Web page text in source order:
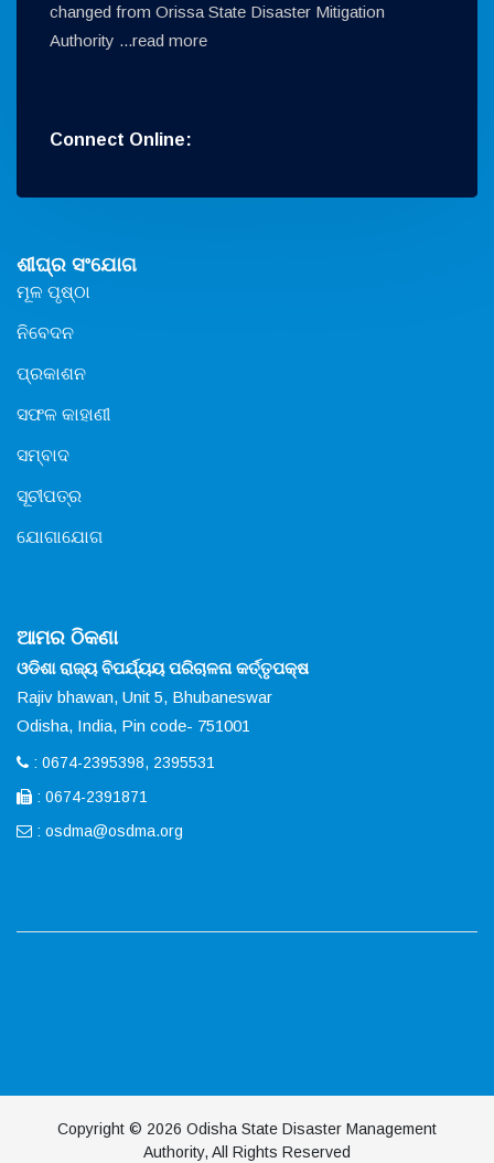
changed from Orissa State Disaster Mitigation
Authority ...read more
Connect Online:
ଶୀଘ୍ର ସଂଯୋଗ
ମୂଳ ପୃଷ୍ଠା
ନିବେଦନ
ପ୍ରକାଶନ
ସଫଳ କାହାଣୀ
ସମ୍ବାଦ
ସୂଚୀପତ୍ର
ଯୋଗାଯୋଗ
ଆମର ଠିକଣା
ଓଡିଶା ରାଜ୍ୟ ବିପର୍ଯ୍ୟୟ ପରିଚାଳନା କର୍ତ୍ତୃପକ୍ଷ
Rajiv bhawan, Unit 5, Bhubaneswar
Odisha, India, Pin code- 751001
: 0674-2395398, 2395531
: 0674-2391871
: osdma@osdma.org
Copyright © 2026 Odisha State Disaster Management
Authority, All Rights Reserved